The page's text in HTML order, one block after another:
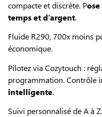
compacte et discrète. P
temps et d’argent.
Fluide R290, 700x moins
économique.
Pilotez via Cozytouch :
programmation. Contrôle
intelligente.
Suivi personnalisé de A à